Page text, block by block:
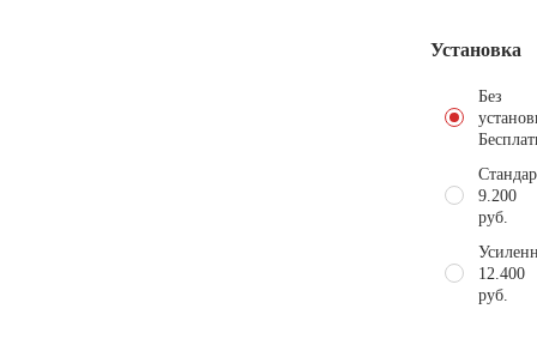
Установка
Без
9.200
руб.
12.400
руб.